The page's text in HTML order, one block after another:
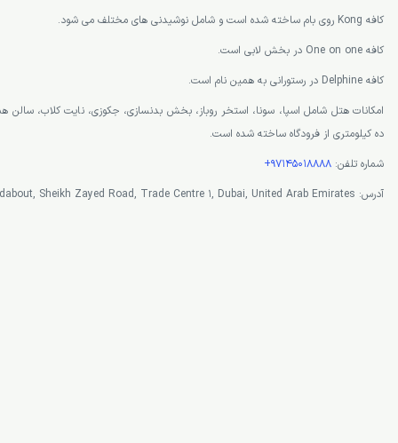
کافه Kong روی بام ساخته شده است و شامل نوشیدنی های مختلف می شود.
کافه One on one در بخش لابی است.
کافه Delphine در رستورانی به همین نام است.
امکانات هتل شامل اسپا، سونا، استخر روباز، بخش بدنسازی، جکوزی، نایت کلاب،
ده کیلومتری از فرودگاه ساخته شده است.
شماره تلفن: 97145018888+
آدرس: Trade Centre Roundabout, Sheikh Zayed Road, Trade Centre 1, Dubai, United Arab Emirates